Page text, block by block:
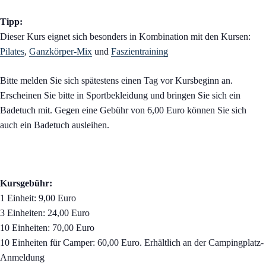
Tipp:
Dieser Kurs eignet sich besonders in Kombination mit den Kursen:
Pilates, Ganzkörper-Mix und Faszientraining
Bitte melden Sie sich spätestens einen Tag vor Kursbeginn an.
Erscheinen Sie bitte in Sportbekleidung und bringen Sie sich ein
Badetuch mit. Gegen eine Gebühr von 6,00 Euro können Sie sich
auch ein Badetuch ausleihen.
Kursgebühr:
1 Einheit: 9,00 Euro
3 Einheiten: 24,00 Euro
10 Einheiten: 70,00 Euro
10 Einheiten für Camper: 60,00 Euro. Erhältlich an der Campingplatz-
Anmeldung